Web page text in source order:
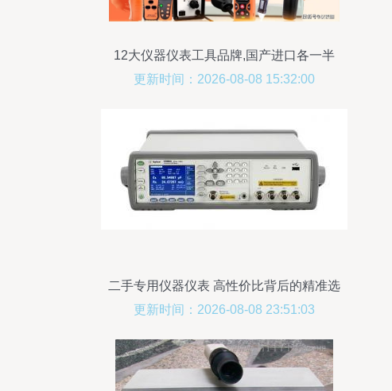
12大仪器仪表工具品牌,国产进口各一半
更新时间：2026-08-08 15:32:00
二手专用仪器仪表 高性价比背后的精准选
择
更新时间：2026-08-08 23:51:03